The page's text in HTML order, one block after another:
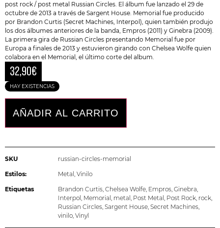
post rock / post metal Russian Circles. El álbum fue lanzado el 29 de
octubre de 2013 a través de Sargent House. Memorial fue producido
por Brandon Curtis (Secret Machines, Interpol), quien también produjo
los dos álbumes anteriores de la banda, Empros (2011) y Ginebra (2009).
La primera gira de Russian Circles presentando Memorial fue por
Europa a finales de 2013 y estuvieron girando con Chelsea Wolfe quien
colabora en el Memorial, el último corte del album.
32,90€
HAY EXISTENCIAS
AÑADIR AL CARRITO
SKU russian-circles-memorial
Estilos: Metal , Vinilo
Etiquetas Brandon Curtis, Chelsea Wolfe, Empros, Ginebra,
Interpol , Memorial , metal , Post Metal , Post Rock, rock,
Russian Circles, Sargent House, Secret Machines,
vinilo, Vinyl